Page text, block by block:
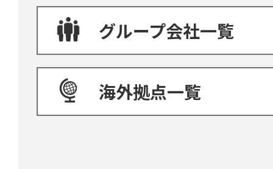
グループ会社一覧
海外拠点一覧